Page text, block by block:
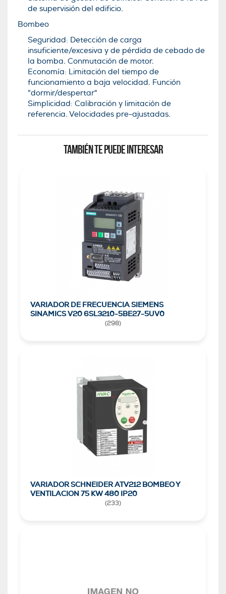
de supervisión del edificio.
Bombeo
Seguridad: Detección de carga
insuficiente/excesiva y de pérdida de cebado de
la bomba. Conmutación de motor.
Economía: Limitación del tiempo de
funcionamiento a baja velocidad. Función
"dormir/despertar"
Simplicidad: Calibración y limitación de
referencia. Velocidades pre-ajustadas.
TAMBIÉN TE PUEDE INTERESAR
VARIADOR DE FRECUENCIA SIEMENS
SINAMICS V20 6SL3210-5BE27-5UV0
(298)
VARIADOR SCHNEIDER ATV212 BOMBEO Y
VENTILACION 75 KW 480 IP20
(233)